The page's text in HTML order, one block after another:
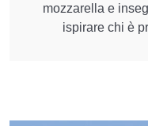
mozzarella e
ispirare chi è